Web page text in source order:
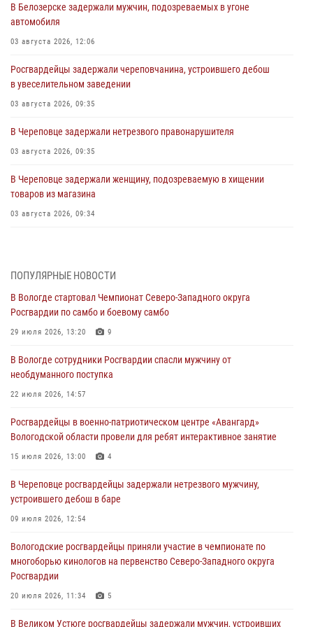
В Белозерске задержали мужчин, подозреваемых в угоне
автомобиля
03 августа 2026, 12:06
Росгвардейцы задержали череповчанина, устроившего дебош
в увеселительном заведении
03 августа 2026, 09:35
В Череповце задержали нетрезвого правонарушителя
03 августа 2026, 09:35
В Череповце задержали женщину, подозреваемую в хищении
товаров из магазина
03 августа 2026, 09:34
самбо
ЗА МИНУВШУЮ НЕДЕЛЮ СОТРУДНИКАМИ ВНЕВЕДОМСТВЕННОЙ
ОХРАНЫ РОСГВАРДИИ В ВОЛОГОДСКОЙ ОБЛАСТИ ЗАДЕРЖАНО 23
02 августа 2026, 10:37
Росгвардейцы в г. Соколе задержали несовершеннолетнего
31 июля 2026, 06:43
В Вологде стартовал Чемпионат Северо-Западного округа
29 июля 2026, 13:20
ПОПУЛЯРНЫЕ НОВОСТИ
В Вологде стартовал Чемпионат Северо-Западного округа
Росгвардии по самбо и боевому самбо
29 июля 2026, 13:20 9
В Вологде сотрудники Росгвардии спасли мужчину от
необдуманного поступка
22 июля 2026, 14:57
Росгвардейцы в военно-патриотическом центре «Авангард»
Вологодской области провели для ребят интерактивное занятие
15 июля 2026, 13:00 4
В Череповце росгвардейцы задержали нетрезвого мужчину,
устроившего дебош в баре
09 июля 2026, 12:54
Вологодские росгвардейцы приняли участие в чемпионате по
многоборью кинологов на первенство Северо-Западного округа
Росгвардии
20 июля 2026, 11:34 5
В Великом Устюге росгвардейцы задержали мужчин, устроивших